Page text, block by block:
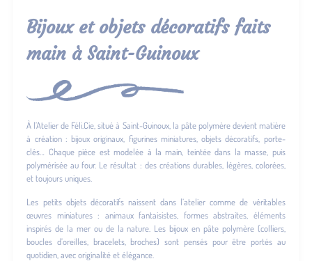
Bijoux et objets décoratifs faits
main à Saint-Guinoux
À l’Atelier de Féli.Cie, situé à Saint-Guinoux, la pâte polymère devient matière
à création : bijoux originaux, figurines miniatures, objets décoratifs, porte-
clés… Chaque pièce est modelée à la main, teintée dans la masse, puis
polymérisée au four. Le résultat : des créations durables, légères, colorées,
et toujours uniques.
Les petits objets décoratifs naissent dans l’atelier comme de véritables
œuvres miniatures : animaux fantaisistes, formes abstraites, éléments
inspirés de la mer ou de la nature. Les bijoux en pâte polymère (colliers,
boucles d’oreilles, bracelets, broches) sont pensés pour être portés au
quotidien, avec originalité et élégance.